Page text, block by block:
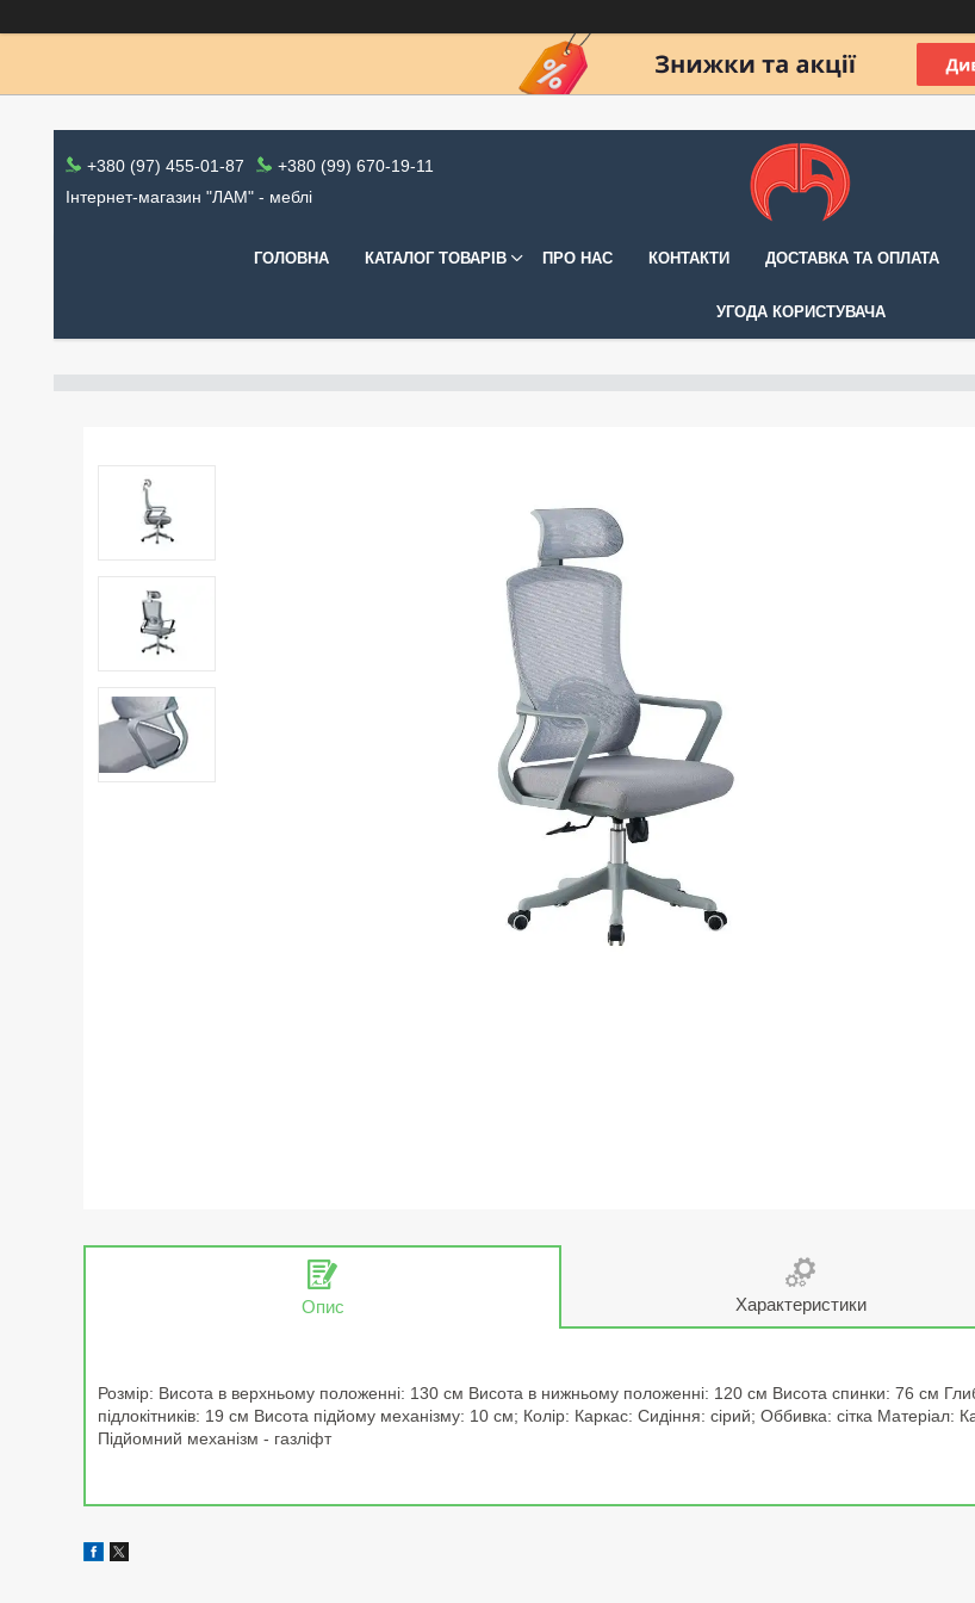
+380 (97) 455-01-87
+380 (99) 670-19-11
Інтернет-магазин "ЛАМ" - меблі
ГОЛОВНА КАТАЛОГ ТОВАРІВ ПРО НАС КОНТАКТИ ДОСТАВКА ТА ОПЛАТА
УГОДА КОРИСТУВАЧА
Опис Характеристики
Розмір: Висота в верхньому положенні: 130 см Висота в нижньому положенні: 120 см Висота спинки: 76 см
підлокітників: 19 см Висота підйому механізму: 10 см; Колір: Каркас: Сидіння: сірий; Оббивка: сітка
Підйомний механізм - газліфт